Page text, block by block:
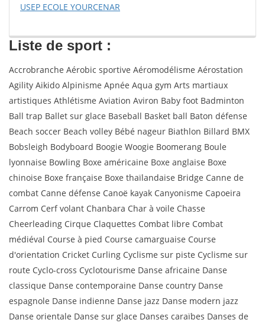
USEP ECOLE YOURCENAR
Liste de sport :
Accrobranche Aérobic sportive Aéromodélisme Aérostation
Agility Aikido Alpinisme Apnée Aqua gym Arts martiaux
artistiques Athlétisme Aviation Aviron Baby foot Badminton
Ball trap Ballet sur glace Baseball Basket ball Baton défense
Beach soccer Beach volley Bébé nageur Biathlon Billard BMX
Bobsleigh Bodyboard Boogie Woogie Boomerang Boule
lyonnaise Bowling Boxe américaine Boxe anglaise Boxe
chinoise Boxe française Boxe thaïlandaise Bridge Canne de
combat Canne défense Canoë kayak Canyonisme Capoeira
Carrom Cerf volant Chanbara Char à voile Chasse
Cheerleading Cirque Claquettes Combat libre Combat
médiéval Course à pied Course camarguaise Course
d'orientation Cricket Curling Cyclisme sur piste Cyclisme sur
route Cyclo-cross Cyclotourisme Danse africaine Danse
classique Danse contemporaine Danse country Danse
espagnole Danse indienne Danse jazz Danse modern jazz
Danse orientale Danse sur glace Danses caraïbes Danses de